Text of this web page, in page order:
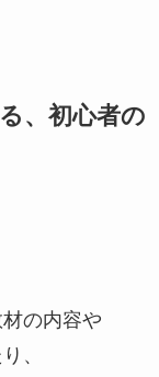
、初心者の
の内容や
、